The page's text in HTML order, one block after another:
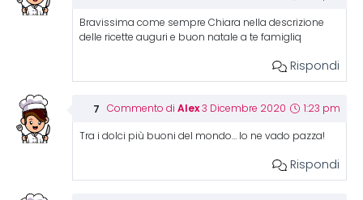
Bravissima come sempre Chiara nella descrizione
delle ricette auguri e buon natale a te famigliq
Rispondi
Commento di Alex 3 Dicembre 2020 1:23 pm
Tra i dolci più buoni del mondo… Io ne vado pazza!
Rispondi